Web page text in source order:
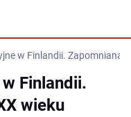
w Finlandii. Zapomniana
Finlandii.
wieku